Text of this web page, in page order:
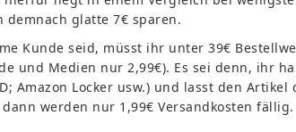
glatte 7€ sparen.
Kunde seid, müsst ihr unter 39€
und Medien nur 2,99€). Es sei denn, ihr
Amazon Locker usw.) und lasst den
werden nur 1,99€ Versandkosten fällig.